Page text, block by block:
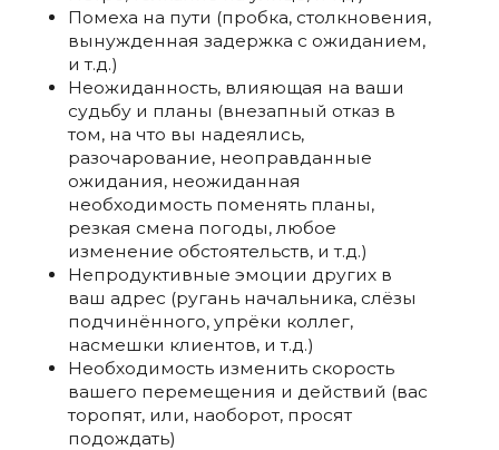
Помеха на пути (пробка, столкновения,
вынужденная задержка с ожиданием,
и т.д.)
Неожиданность, влияющая на ваши
судьбу и планы (внезапный отказ в
том, на что вы надеялись,
разочарование, неоправданные
ожидания, неожиданная
необходимость поменять планы,
резкая смена погоды, любое
изменение обстоятельств, и т.д.)
Непродуктивные эмоции других в
ваш адрес (ругань начальника, слёзы
подчинённого, упрёки коллег,
насмешки клиентов, и т.д.)
Необходимость изменить скорость
вашего перемещения и действий (вас
торопят, или, наоборот, просят
подождать)